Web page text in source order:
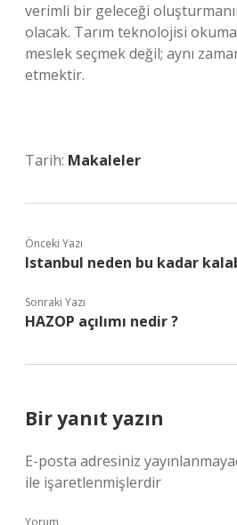
verimli bir geleceği
olacak. Tarım teknolojisi
meslek seçmek değil; aynı
etmektir.
Tarih: Makaleler
Önceki Yazı
Istanbul neden bu kadar
Sonraki Yazı
HAZOP açılımı nedir ?
Bir yanıt yazın
E-posta adresiniz
ile işaretlenmişlerdir
Yorum